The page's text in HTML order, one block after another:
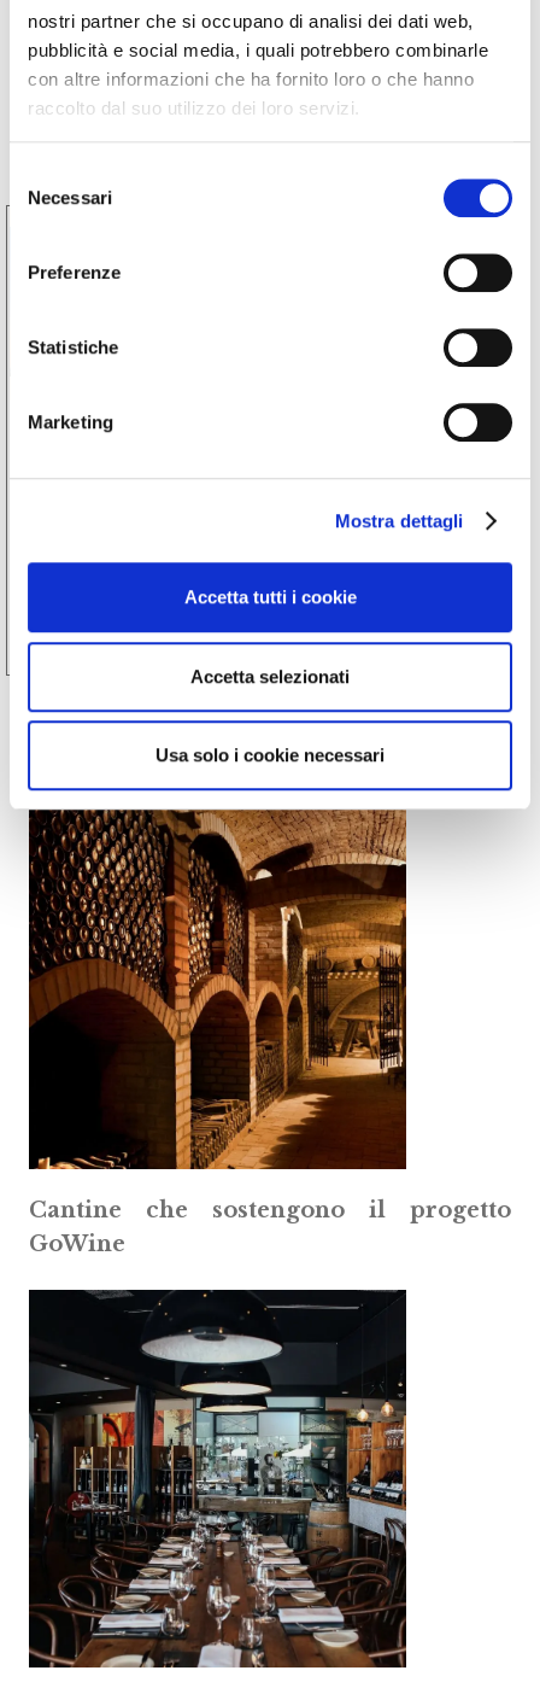
nostri partner che si occupano di analisi dei dati web,
pubblicità e social media, i quali potrebbero combinarle
con altre informazioni che ha fornito loro o che hanno
raccolto dal suo utilizzo dei loro servizi.
delNecessari
Preferenze
Statistiche
Marketing
Mostra dettagli
Accetta tutti i cookie
Accetta selezionati
Usa solo i cookie necessari
Prossimi eventi
2026
Eventi
A Tavola sulla Strada del
Castellinaldo d'Alba
Cantine che sostengono il progetto
GoWine